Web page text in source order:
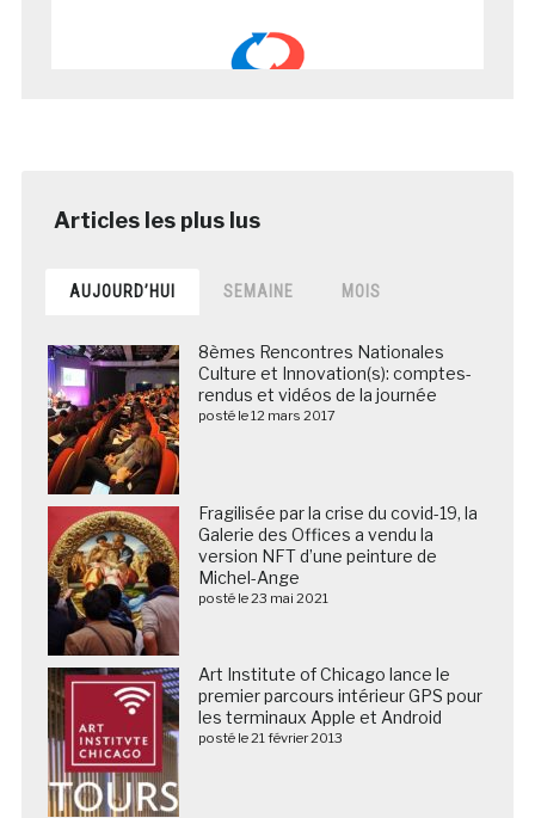
AUJOURD’HUI SEMAINE MOIS
8èmes Rencontres Nationales
Culture et Innovation(s): comptes-
rendus et vidéos de la journée
posté le 12 mars 2017
Fragilisée par la crise du covid-19, la
Galerie des Offices a vendu la
version NFT d’une peinture de
Michel-Ange
posté le 23 mai 2021
Art Institute of Chicago lance le
premier parcours intérieur GPS pour
les terminaux Apple et Android
posté le 21 février 2013